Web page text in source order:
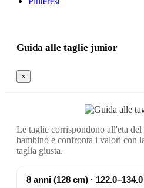
Guida alle taglie junior
×
Le taglie corrispondono all'eta
bambino e confronta i valori con
taglia giusta.
8 anni (128 cm) · 122.0–134.0